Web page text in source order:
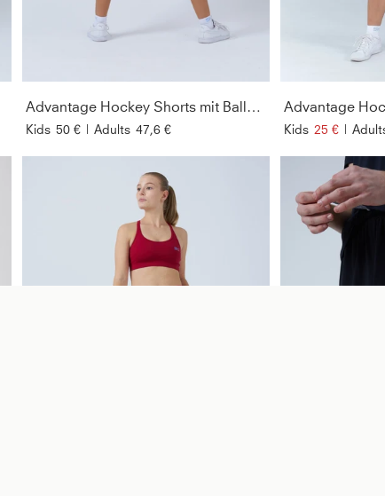
Advantage Hockey Shorts mit Ballhalter, rot
Kids 50 € | Adults 47,6 € Kids 25 € |